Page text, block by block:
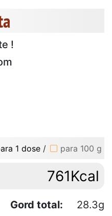
!
1 dose / para 100 g
761Kcal
Gord total:
28.3g